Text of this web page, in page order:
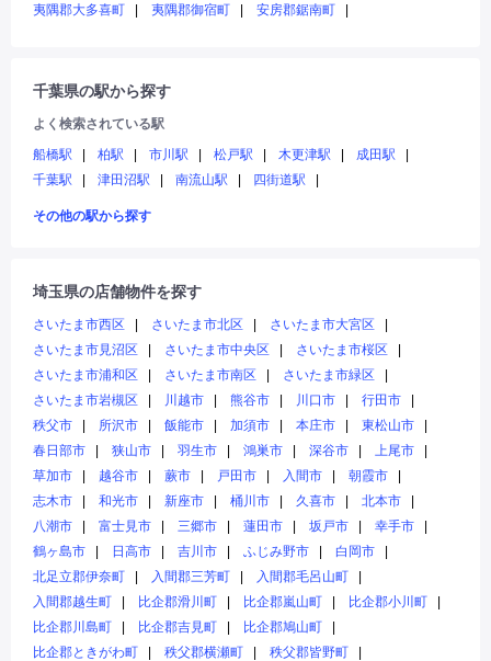
夷隅郡大多喜町
夷隅郡御宿町 安房郡鋸南町
千葉県の駅から探す
よく検索されている駅
船橋駅
柏駅 市川駅 松戸駅 木更津駅
成田駅
千葉駅
津田沼駅 南流山駅 四街道駅
その他の駅から探す
埼玉県の店舗物件を探す
さいたま市西区 さいたま市北区
さいたま市大宮区
さいたま市見沼区
さいたま市中央区
さいたま市桜区
さいたま市浦和区
さいたま市南区
さいたま市緑区
さいたま市岩槻区
川越市 熊谷市 川口市
行田市
秩父市
所沢市 飯能市 加須市 本庄市
東松山市
春日部市
狭山市 羽生市 鴻巣市 深谷市
上尾市
草加市
越谷市 蕨市 戸田市 入間市
朝霞市
志木市
和光市 新座市 桶川市 久喜市
北本市
八潮市
富士見市 三郷市 蓮田市 坂戸市
幸手市
鶴ヶ島市
日高市 吉川市 ふじみ野市
白岡市
北足立郡伊奈町
入間郡三芳町
入間郡毛呂山町
入間郡越生町
比企郡滑川町 比企郡嵐山町
比企郡小川町
比企郡川島町
比企郡吉見町
比企郡鳩山町
比企郡ときがわ町
秩父郡横瀬町
秩父郡皆野町